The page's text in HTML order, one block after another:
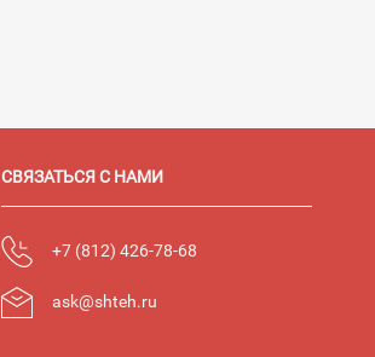
СВЯЗАТЬСЯ С НАМИ
+7 (812) 426-78-68
ask@shteh.ru